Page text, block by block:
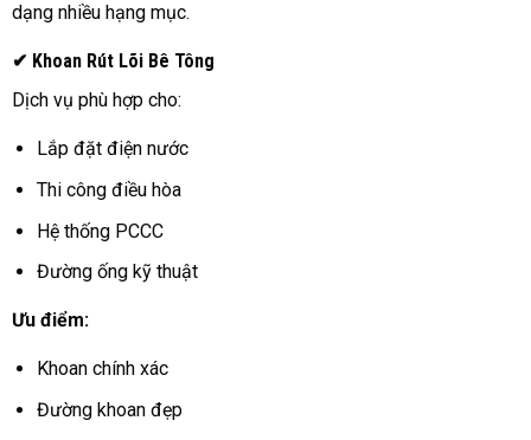
dạng nhiều hạng mục.
✔ Khoan Rút Lõi Bê Tông
Dịch vụ phù hợp cho:
Lắp đặt điện nước
Thi công điều hòa
Hệ thống PCCC
Đường ống kỹ thuật
Ưu điểm:
Khoan chính xác
Đường khoan đẹp